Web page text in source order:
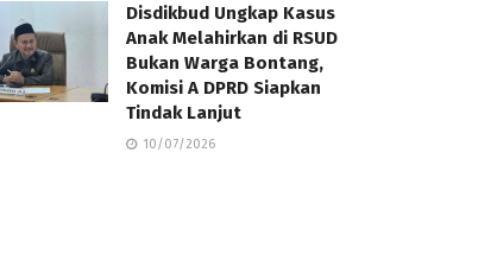
Disdikbud Ungkap Kasus
Anak Melahirkan di RSUD
Bukan Warga Bontang,
Komisi A DPRD Siapkan
Tindak Lanjut
10/07/2026